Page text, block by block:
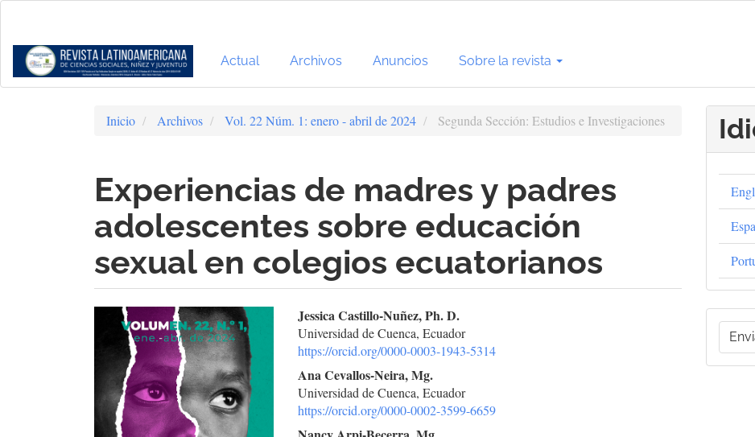
Contenido
principal
Barra
Actual Archivos Anuncios Sobre la revista
Inicio Archivos Vol. 22 Núm. 1: enero - abril de 2024 Segunda Sección: Estudios e Investigaciones
Experiencias de madres y padres
adolescentes sobre educación
sexual en colegios ecuatorianos
Barra
lateral
del
artículo
Contenido
principal
del
artículo
Jessica Castillo-Nuñez, Ph. D.
Universidad de Cuenca, Ecuador
https://orcid.org/0000-0003-1943-5314
Ana Cevallos-Neira, Mg.
Universidad de Cuenca, Ecuador
https://orcid.org/0000-0002-3599-6659
un